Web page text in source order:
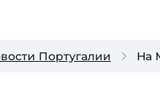
Португалии На